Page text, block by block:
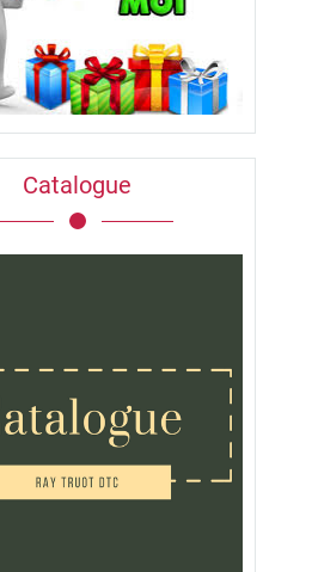
Catalogue